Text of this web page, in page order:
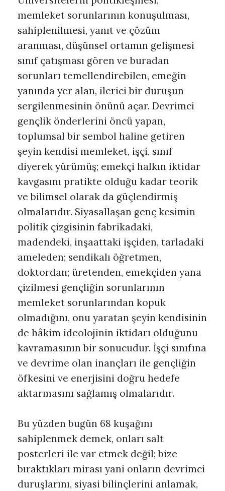
memleket sorunlarının konuşulması,
sahiplenilmesi, yanıt ve çözüm
aranması, düşünsel ortamın gelişmesi
sınıf çatışması gören ve buradan
sorunları temellendirebilen, emeğin
yanında yer alan, ilerici bir duruşun
sergilenmesinin önünü açar. Devrimci
gençlik önderlerini öncü yapan,
toplumsal bir sembol haline getiren
şeyin kendisi memleket, işçi, sınıf
diyerek yürümüş; emekçi halkın iktidar
kavgasını pratikte olduğu kadar teorik
ve bilimsel olarak da güçlendirmiş
olmalarıdır. Siyasallaşan genç kesimin
politik çizgisinin fabrikadaki,
madendeki, inşaattaki işçiden, tarladaki
ameleden; sendikalı öğretmen,
doktordan; üretenden, emekçiden yana
çizilmesi gençliğin sorunlarının
memleket sorunlarından kopuk
olmadığını, onu yaratan şeyin kendisinin
de hâkim ideolojinin iktidarı olduğunu
kavramasının bir sonucudur. İşçi sınıfına
ve devrime olan inançları ile gençliğin
öfkesini ve enerjisini doğru hedefe
aktarmasını sağlamış olmalarıdır.
Bu yüzden bugün 68 kuşağını
sahiplenmek demek, onları salt
posterleri ile var etmek değil; bize
bıraktıkları mirası yani onların devrimci
duruşlarını, siyasi bilinçlerini anlamak,